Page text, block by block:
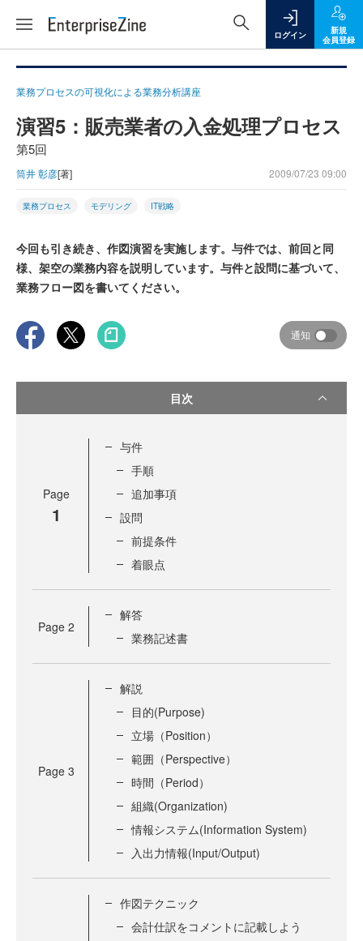
ログイン
新規
会員登録
業務プロセスの可視化による業務分析講座
演習5：販売業者の入金処理プロセス
第5回
筒井 彰彦[著] 2009/07/23 09:00
業務プロセス モデリング IT戦略
今回も引き続き、作図演習を実施します。与件では、前回と同
様、架空の業務内容を説明しています。与件と設問に基づいて、
業務フロー図を書いてください。
通知
目次
Page
1
与件
手順
追加事項
設問
前提条件
着眼点
Page 2
解答
業務記述書
Page 3
解説
目的(Purpose)
立場（Position）
範囲（Perspective）
時間（Period）
組織(Organization)
情報システム(Information System)
入出力情報(Input/Output)
作図テクニック
会計仕訳をコメントに記載しよう